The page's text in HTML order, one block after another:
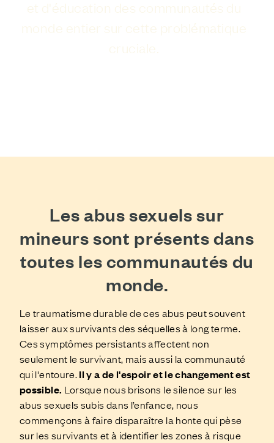
Les abus sexuels sur
mineurs sont présents dans
toutes les communautés du
monde.
Le traumatisme durable de ces abus peut souvent
laisser aux survivants des séquelles à long terme.
Ces symptômes persistants affectent non
seulement le survivant, mais aussi la communauté
qui l'entoure.Il y a de l'espoir et le changement est
possible. Lorsque nous brisons le silence sur les
abus sexuels subis dans l’enfance, nous
commençons à faire disparaître la honte qui pèse
sur les survivants et à identifier les zones à risque